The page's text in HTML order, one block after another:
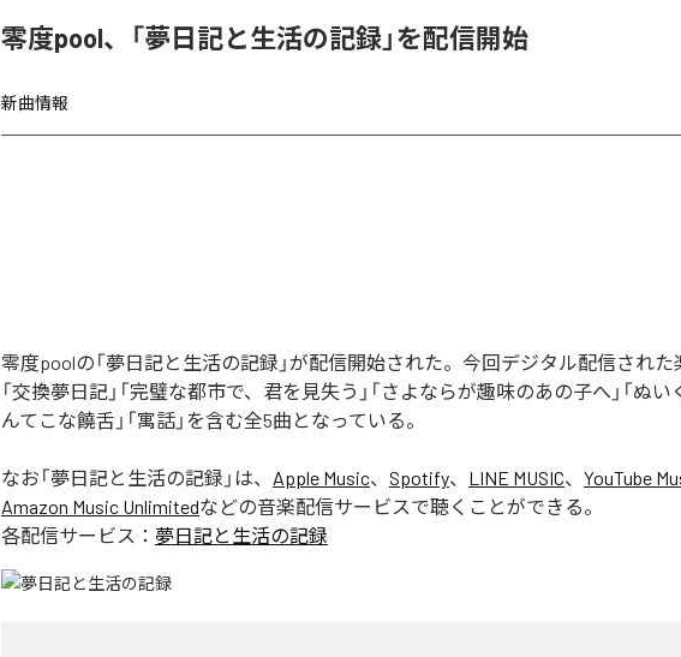
零度pool、「夢日記と生活の記録」を配信開始
新曲情報
零度poolの「夢日記と生活の記録」が配信開始された。今回デジタル配信された
「交換夢日記」「完璧な都市で、君を見失う」「さよならが趣味のあの子へ」「ぬ
んてこな饒舌」「寓話」を含む全5曲となっている。
なお「夢日記と生活の記録 」は、 Apple Music、 Spotify、 LINE MUSIC、 YouTube
Amazon Music Unlimitedなどの音楽配信サービスで聴くことができる。
各配信サービス： 夢日記と生活の記録